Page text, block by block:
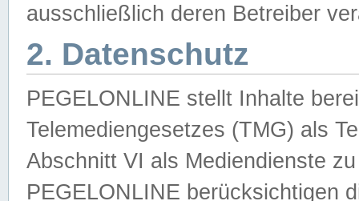
ausschließlich deren Betreiber
2. Datenschutz
PEGELONLINE stellt Inhalte
Telemediengesetzes (TMG) als
Abschnitt VI als Mediendienste
PEGELONLINE berücksichtigen